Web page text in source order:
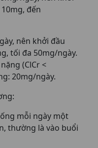
đến
nên khởi đầu
tối đa 50mg/ngày.
(ClCr <
20mg/ngày.
mỗi ngày một
thường là vào buổi